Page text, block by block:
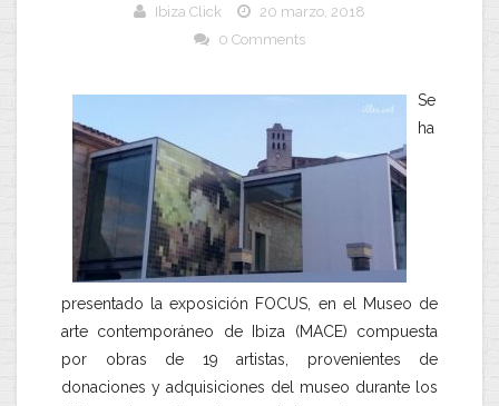
Ibiza Click
20 marzo, 2018
0 Comments
Se
ha
presentado la exposición FOCUS, en el Museo de
arte contemporáneo de Ibiza (MACE) compuesta
por obras de 19 artistas, provenientes de
donaciones y adquisiciones del museo durante los